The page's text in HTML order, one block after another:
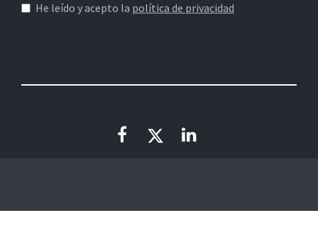
He leído y acepto la política de privacidad